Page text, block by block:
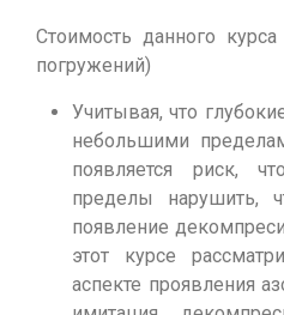
Стоимость данного
погружений)
Учитывая, что
небольшими
появляется риск,
пределы нарушить,
появление
этот курсе
аспекте проявления